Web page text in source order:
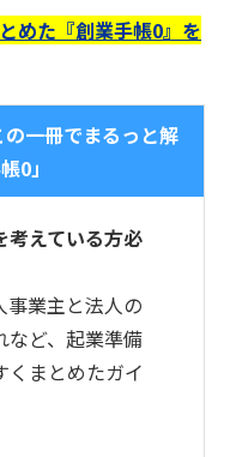
めた『創業手帳0』を
の一冊でまるっと解
0」
考えている方必
事業主と法人の
など、起業準備
くまとめたガイ